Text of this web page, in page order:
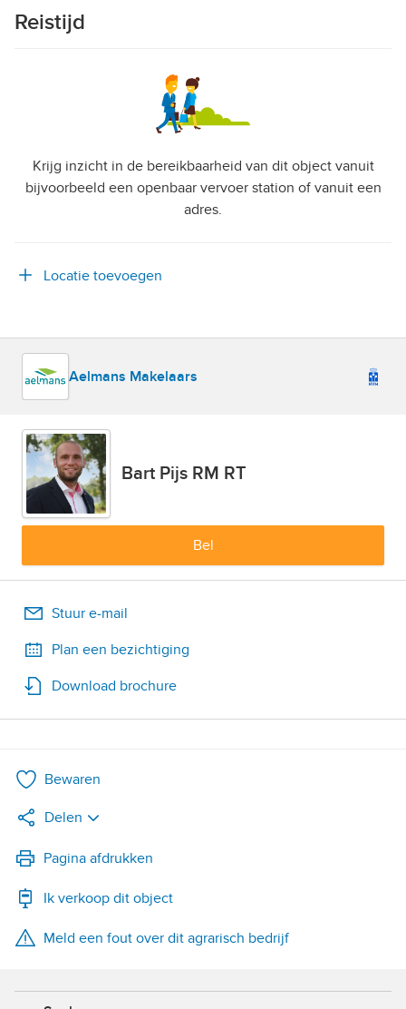
Aelmans Makelaars
Bart Pijs RM RT
Bel
Stuur e-mail
Plan een bezichtiging
Download brochure
Reistijd
Krijg inzicht in de bereikbaarheid van dit object vanuit
bijvoorbeeld een openbaar vervoer station of vanuit een
adres.
Locatie toevoegen
Bewaren
Delen
LinkedIn
WhatsApp
X
Pagina afdrukken
Ik verkoop dit object
Meld een fout over dit agrarisch bedrijf